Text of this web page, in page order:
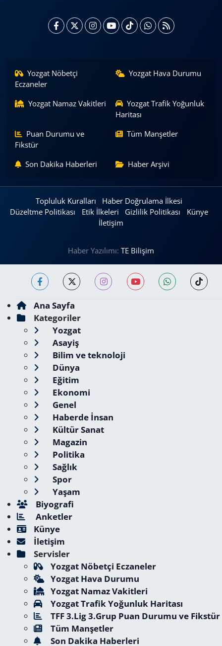
Yozgat Nöbetçi
Eczaneler
Yozgat Hava Durumu
Yozgat Namaz Vakitleri
Yozgat Trafik Yoğunluk
Haritası
Puan Durumu ve
Fikstür
Tüm Manşetler
Son Dakika Haberleri Haber Arşivi
Topluluk Kuralları
Haber Doğrulama İlkesi
Düzeltme Politikası
Etik İlkeleri Gizlilik Politikası
Künye
İletişim
Haber Yazılımı: TE Bilişim
Ana Sayfa
Kategoriler
Yozgat
Asayiş
Bilim ve teknoloji
Dünya
Eğitim
Ekonomi
Genel
Haberde İnsan
Kültür Sanat
Magazin
Politika
Sağlık
Spor
Yaşam
Biyografi
Anketler
Künye
İletişim
Servisler
Yozgat Nöbetçi Eczaneler
Yozgat Hava Durumu
Yozgat Namaz Vakitleri
Yozgat Trafik Yoğunluk Haritası
TFF 3.Lig 3.Grup Puan Durumu ve Fikstür
Tüm Manşetler
Son Dakika Haberleri